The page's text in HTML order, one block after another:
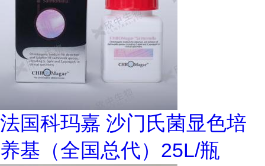
法国科玛嘉 沙门氏菌显色培
养基（全国总代）25L/瓶